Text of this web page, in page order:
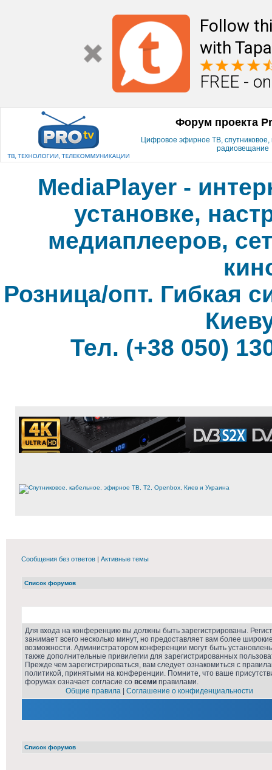
Follow
with
FREE -
Форум проекта
Цифровое эфирное ТВ, спутниковое,
радиовещание
MediaPlayer -
установке,
медиаплееров,
Розница/опт. Гибкая
Тел. (+38 050)
Сообщения без ответов | Активные темы
Список форумов
Для входа на конференцию вы должны быть зарегистрированы.
занимает всего несколько минут, но предоставляет вам более
возможности. Администратором конференции могут быть
также дополнительные привилегии для зарегистрированных
Прежде чем зарегистрироваться, вам следует ознакомиться с
политикой, принятыми на конференции. Помните, что ваше
форумах означает согласие со всеми правилами.
Общие правила
Соглашение о конфиденциальности
Список форумов